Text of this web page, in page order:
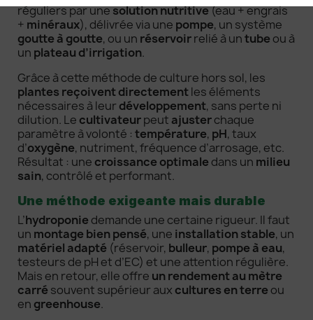
réguliers par unesolution nutritive(eau + engrais
+ minéraux), délivrée via une pompe, un système
goutte à goutte, ou un réservoirrelié à untube ou à
un plateau d’irrigation.
Grâce à cette méthode de culture hors sol, les
plantes reçoivent directementles éléments
nécessaires à leur développement, sans perte ni
dilution. Le cultivateurpeut ajusterchaque
paramètre à volonté : température, pH, taux
d’oxygène, nutriment, fréquence d’arrosage, etc.
Résultat : une croissance optimale dans un milieu
sain, contrôlé et performant.
Une méthode exigeante mais durable
L’hydroponie demande une certaine rigueur. Il faut
un montage bien pensé, une installation stable, un
matériel adapté (réservoir, bulleur, pompe à eau,
testeurs de pH et d’EC) et une attention régulière.
Mais en retour, elle offre un rendement au mètre
carré souvent supérieur aux cultures en terre ou
en greenhouse.